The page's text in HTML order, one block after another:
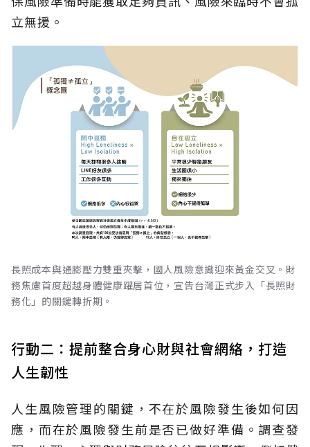
立無援。
長照成本與通膨壓力雙重夾擊，國人風險意識迎來黃金交叉。財
務焦慮首度超越身體健康躍居首位，宣告台灣正式步入「長照財
務化」的關鍵轉折期。
行動二：提前整合身心財與社會網絡，打造
人生韌性
人生風險管理的關鍵，不在於風險發生後如何因
應，而在於風險發生前是否已做好準備。調查發